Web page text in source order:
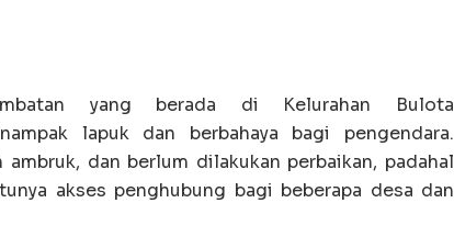
yang berada di Kelurahan Bulota
lapuk dan berbahaya bagi pengendara.
ambruk, dan berlum dilakukan perbaikan, padahal
akses penghubung bagi beberapa desa dan